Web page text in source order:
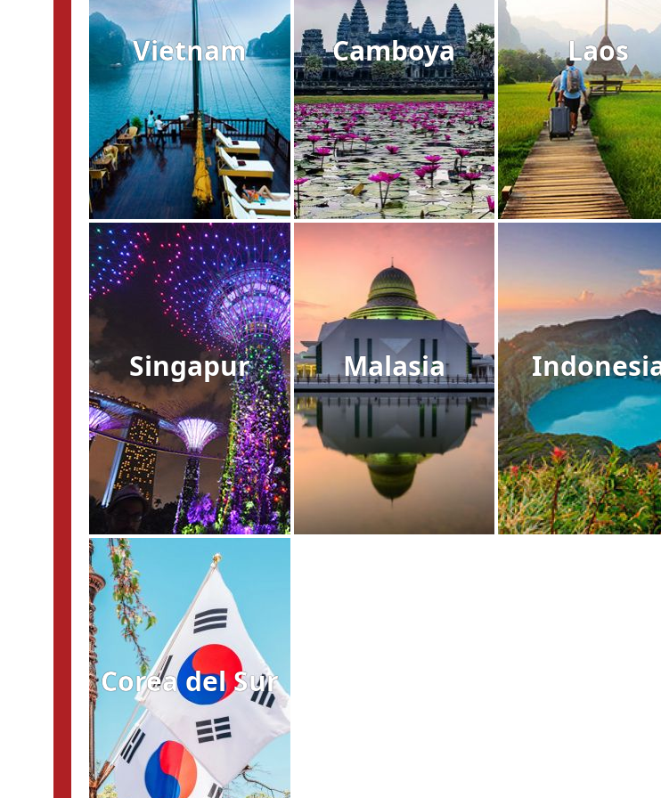
Vietnam Camboya Laos
Singapur Malasia
Corea del Sur